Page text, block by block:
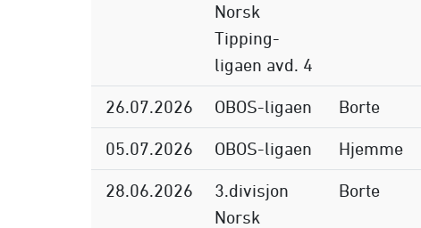
Norsk
Tipping-
ligaen avd. 4
26.07.2026 OBOS-ligaen Borte
05.07.2026 OBOS-ligaen Hjemme
28.06.2026
3.divisjon
Norsk
Borte